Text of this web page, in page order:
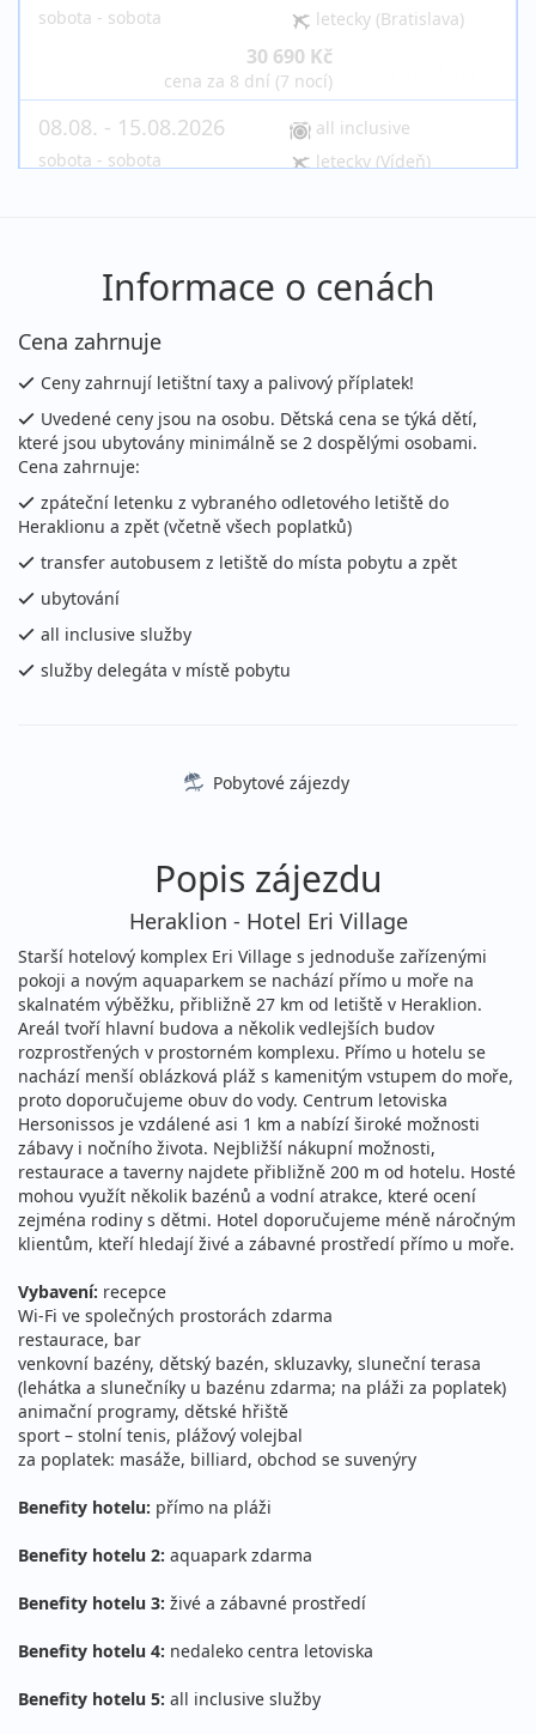
sobota - sobota letecky (Bratislava)
30 690 Kč
cena za 8 dní (7 nocí)
08.08. - 15.08.2026
sobota - sobota
all inclusive
letecky (Vídeň)
08.08. - 18.08.2026
sobota - úterý
all inclusive
letecky (Praha)
08.08. - 19.08.2026
sobota - středa
all inclusive
letecky (Praha)
cena za 12 dní (11 nocí) vyprodáno
08.08. - 19.08.2026
sobota - středa
all inclusive
cena za 12 dní (11 nocí)
46 190 Kč
cena za 12 dní (11 nocí)
sobota - čtvrtek
letecky (Praha)
49 390 Kč
cena za 13 dní (12 nocí) vyprodáno
12.08. - 16.08.2026
středa - neděle
all inclusive
letecky (Praha)
23 890 Kč
cena za 5 dní (4 noci) vyprodáno
12.08. - 16.08.2026
středa - neděle
all inclusive
letecky (Brno)
Sleva 6%25 290 Kč 23 890 Kč
cena za 5 dní (4 noci) Podrobnosti
středa - neděle
Sleva 6%
cena za 5 dní (4 noci) Podrobnosti
12.08. - 16.08.2026
středa - neděle
cena za 5 dní (4 noci)
15.08. - 22.08.2026
cena za 8 dní (7 nocí)
15.08. - 22.08.2026
all inclusive
Informace o cenách
Cena zahrnuje
Ceny zahrnují letištní taxy a palivový příplatek!
Uvedené ceny jsou na osobu. Dětská cena se týká dětí,
které jsou ubytovány minimálně se 2 dospělými osobami.
Cena zahrnuje:
zpáteční letenku z vybraného odletového letiště do
Heraklionu a zpět (včetně všech poplatků)
transfer autobusem z letiště do místa pobytu a zpět
ubytování
all inclusive služby
služby delegáta v místě pobytu
Pobytové zájezdy
Popis zájezdu
Heraklion - Hotel Eri Village
Starší hotelový komplex Eri Village s jednoduše zařízenými
pokoji a novým aquaparkem se nachází přímo u moře na
skalnatém výběžku, přibližně 27 km od letiště v Heraklion.
Areál tvoří hlavní budova a několik vedlejších budov
rozprostřených v prostorném komplexu. Přímo u hotelu se
nachází menší oblázková pláž s kamenitým vstupem do moře,
proto doporučujeme obuv do vody. Centrum letoviska
Hersonissos je vzdálené asi 1 km a nabízí široké možnosti
zábavy i nočního života. Nejbližší nákupní možnosti,
restaurace a taverny najdete přibližně 200 m od hotelu. Hosté
mohou využít několik bazénů a vodní atrakce, které ocení
zejména rodiny s dětmi. Hotel doporučujeme méně náročným
klientům, kteří hledají živé a zábavné prostředí přímo u moře.
Vybavení: recepce
Wi-Fi ve společných prostorách zdarma
restaurace, bar
venkovní bazény, dětský bazén, skluzavky, sluneční terasa
(lehátka a slunečníky u bazénu zdarma; na pláži za poplatek)
animační programy, dětské hřiště
sport – stolní tenis, plážový volejbal
za poplatek: masáže, billiard, obchod se suvenýry
Benefity hotelu: přímo na pláži
Benefity hotelu 2: aquapark zdarma
Benefity hotelu 3: živé a zábavné prostředí
Benefity hotelu 4: nedaleko centra letoviska
Benefity hotelu 5: all inclusive služby